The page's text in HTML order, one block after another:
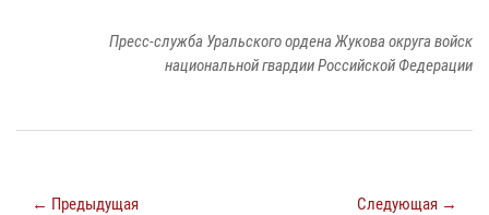
Пресс-служба Уральского ордена Жукова округа войск
национальной гвардии Российской Федерации
← Предыдущая Следующая →